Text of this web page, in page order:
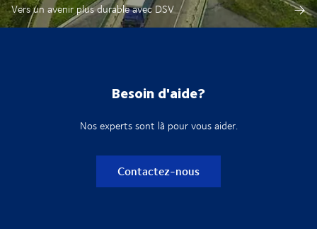
Vers un avenir plus durable avec DSV
Besoin d'aide?
Nos experts sont là pour vous aider.
Contactez-nous